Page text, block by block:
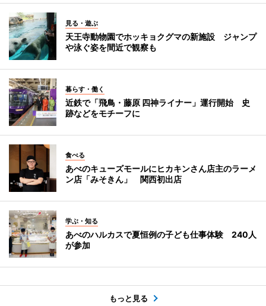
見る・遊ぶ
天王寺動物園でホッキョクグマの新施設 ジャンプ
や泳ぐ姿を間近で観察も
暮らす・働く
近鉄で「飛鳥・藤原 四神ライナー」運行開始 史
跡などをモチーフに
食べる
あべのキューズモールにヒカキンさん店主のラーメ
ン店「みそきん」 関西初出店
学ぶ・知る
あべのハルカスで夏恒例の子ども仕事体験 240人
が参加
もっと見る